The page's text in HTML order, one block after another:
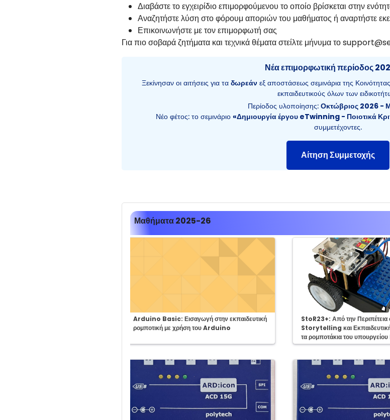
Διαβάστε το εγχειρίδιο επιμορφούμενου το οποίο βρίσκεται στην
Αναζητήστε λύση στο φόρουμ αποριών του μαθήματος ή αναρτήστε
Επικοινωνήστε με τον επιμορφωτή σας
Για πιο σοβαρά ζητήματα και τεχνικά θέματα στείλτε μήνυμα το
Νέα επιμορφωτική περίοδος
Ξεκίνησαν οι αιτήσεις για τα δωρεάν εξ αποστάσεως σεμινάρια της
εκπαιδευτικούς όλων των
Περίοδος υλοποίησης: Οκτώβριος 2026 -
Νέο φέτος: το σεμινάριο «Δημιουργία έργου eTwinning - Ποιοτικά
συμμετέχοντες.
Αίτηση Συμμετοχής
Μαθήματα 2025-26
Course:
Arduino Basic: Εισαγωγή στην εκπαιδευτική
ρομποτική με χρήση του Arduino
Course:
StoR23+: Από την Περιπέτεια
Storytelling και
τα ρομποτάκια του υπουργείου